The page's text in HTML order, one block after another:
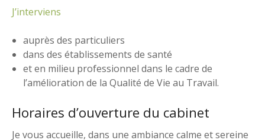
J’interviens
auprès des particuliers
dans des établissements de santé
et en milieu professionnel dans le cadre de
l’amélioration de la Qualité de Vie au Travail.
Horaires d’ouverture du cabinet
Je vous accueille, dans une ambiance calme et sereine